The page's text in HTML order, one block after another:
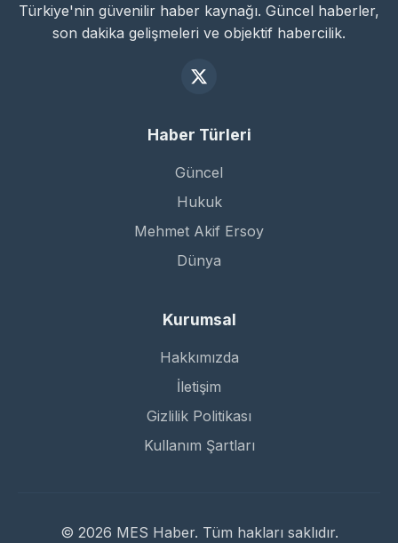
Türkiye'nin güvenilir haber kaynağı. Güncel haberler,
son dakika gelişmeleri ve objektif habercilik.
Haber Türleri
Güncel
Hukuk
Mehmet Akif Ersoy
Dünya
Kurumsal
Hakkımızda
İletişim
Gizlilik Politikası
Kullanım Şartları
© 2026 MES Haber. Tüm hakları saklıdır.